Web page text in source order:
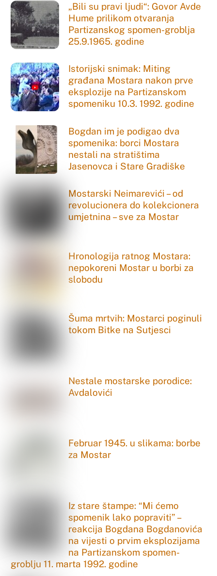
„Bili su pravi ljudi“: Govor Avde
Hume prilikom otvaranja
Partizanskog spomen-groblja
25.9.1965. godine
Istorijski snimak: Miting
građana Mostara nakon prve
eksplozije na Partizanskom
spomeniku 10.3. 1992. godine
Bogdan im je podigao dva
spomenika: borci Mostara
nestali na stratištima
Jasenovca i Stare Gradiške
Mostarski Neimarevići – od
revolucionera do kolekcionera
umjetnina – sve za Mostar
Hronologija ratnog Mostara:
nepokoreni Mostar u borbi za
slobodu
Šuma mrtvih: Mostarci poginuli
tokom Bitke na Sutjesci
Nestale mostarske porodice:
Avdalovići
Februar 1945. u slikama: borbe
za Mostar
Iz stare štampe: “Mi ćemo
spomenik lako popraviti” –
reakcija Bogdana Bogdanovića
na vijesti o prvim eksplozijama
na Partizanskom spomen-
groblju 11. marta 1992. godine